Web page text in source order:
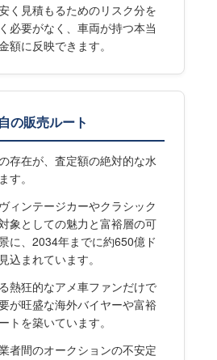
く見積もるためのリスク分を
必要がなく、車両が持つ本当
額に反映できます。
の販売ルート
存在が、査定額の絶対的な水
す。
ィンテージカーやクラシック
象としての魅力と富裕層の可
に、2034年までに約650億ド
込まれています。
熱狂的なアメ車ファンだけで
が旺盛な海外バイヤーや富裕
トを築いています。
者間のオークションの不安定